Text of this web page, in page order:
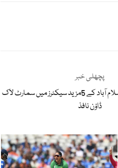
پچھلی خبر
کورونا وبا میں اضافہ، اسلام آباد کے 5مزید سیکٹرز میں سمارٹ لاک
ڈاؤن نافذ